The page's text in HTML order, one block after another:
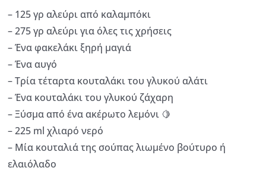
– 125 γρ αλεύρι από καλαμπόκι
– 275 γρ αλεύρι για όλες τις χρήσεις
– Ένα φακελάκι ξηρή μαγιά
– Ένα αυγό
– Τρία τέταρτα κουταλάκι του γλυκού αλάτι
– Ένα κουταλάκι του γλυκού ζάχαρη
– Ξύσμα από ένα ακέρωτο λεμόνι 🍋
– 225 ml χλιαρό νερό
– Μία κουταλιά της σούπας λιωμένο βούτυρο ή
ελαιόλαδο